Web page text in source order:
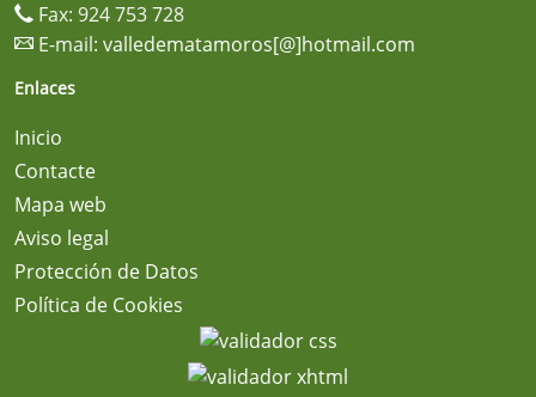
Fax: 924 753 728
E-mail: valledematamoros[@]hotmail.com
Enlaces
Inicio
Contacte
Mapa web
Aviso legal
Protección de Datos
Política de Cookies